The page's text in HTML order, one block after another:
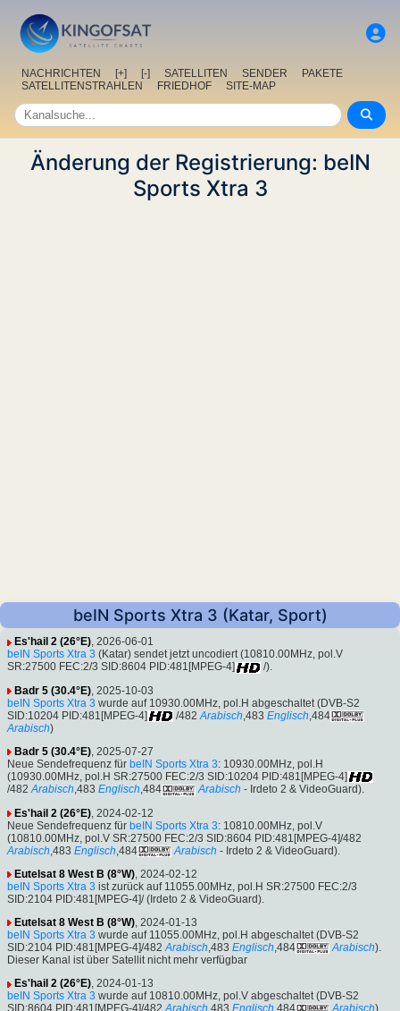
NACHRICHTEN [+] [-] SATELLITEN SENDER
PAKETE
SATELLITENSTRAHLEN
FRIEDHOF SITE-MAP
Änderung der Registrierung: beIN
Sports Xtra 3
beIN Sports Xtra 3 (Katar, Sport)
Es'hail 2 (26°E), 2026-06-01
beIN Sports Xtra 3 (Katar) sendet jetzt uncodiert (10810.00MHz, pol.V
SR:27500 FEC:2/3 SID:8604 PID:481[MPEG-4]
/).
Badr 5 (30.4°E) , 2025-10-03
beIN Sports Xtra 3 wurde auf 10930.00MHz, pol.H abgeschaltet (DVB-S2
SID:10204 PID:481[MPEG-4]
/482 Arabisch ,483 Englisch ,484
Arabisch)
Badr 5 (30.4°E), 2025-07-27
Neue Sendefrequenz für beIN Sports Xtra 3: 10930.00MHz, pol.H
(10930.00MHz, pol.H SR:27500 FEC:2/3 SID:10204 PID:481[MPEG-4]
/482 Arabisch,483 Englisch,484 Arabisch - Irdeto 2 & VideoGuard).
Es'hail 2 (26°E) , 2024-02-12
Neue Sendefrequenz für beIN Sports Xtra 3: 10810.00MHz, pol.V
(10810.00MHz, pol.V SR:27500 FEC:2/3 SID:8604 PID:481[MPEG-4]/482
Arabisch ,483 Englisch ,484 Arabisch - Irdeto 2 & VideoGuard).
Eutelsat 8 West B (8°W), 2024-02-12
beIN Sports Xtra 3 ist zurück auf 11055.00MHz, pol.H SR:27500 FEC:2/3
SID:2104 PID:481[MPEG-4]/ (Irdeto 2 & VideoGuard).
Eutelsat 8 West B (8°W), 2024-01-13
beIN Sports Xtra 3 wurde auf 11055.00MHz, pol.H abgeschaltet (DVB-S2
SID:2104 PID:481[MPEG-4]/482 Arabisch,483 Englisch,484 Arabisch).
Dieser Kanal ist über Satellit nicht mehr verfügbar
Es'hail 2 (26°E), 2024-01-13
beIN Sports Xtra 3 wurde auf 10810.00MHz, pol.V abgeschaltet (DVB-S2